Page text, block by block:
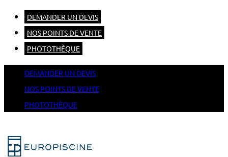
DEMANDER UN DEVIS
NOS POINTS DE VENTE
PHOTOTHÈQUE
DEMANDER UN DEVIS
NOS POINTS DE VENTE
PHOTOTHÈQUE